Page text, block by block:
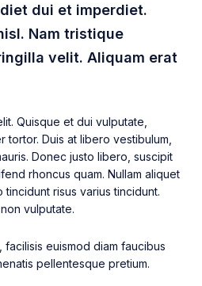
dui et imperdiet.
Nam tristique
velit. Aliquam erat
Quisque et dui vulputate,
tortor. Duis at libero vestibulum,
Donec justo libero, suscipit
rhoncus quam. Nullam aliquet
risus varius tincidunt.
vulputate.
euismod diam faucibus
pellentesque pretium.